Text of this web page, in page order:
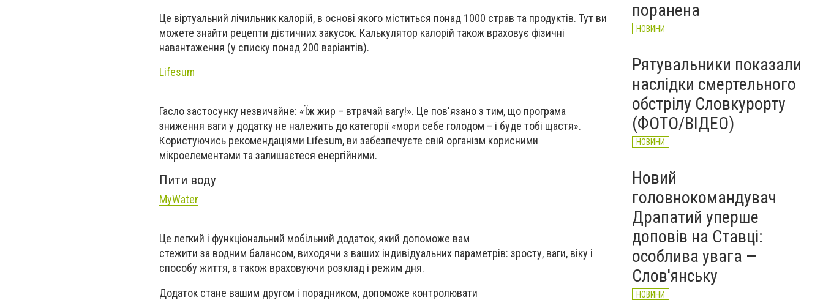
Це віртуальний лічильник калорій, в основі якого міститься понад 1000 страв та продуктів. Тут ви
можете знайти рецепти дієтичних закусок. Калькулятор калорій також враховує фізичні
навантаження (у списку понад 200 варіантів).
Lifesum
Гасло застосунку незвичайне: «Їж жир – втрачай вагу!». Це пов'язано з тим, що програма
зниження ваги у додатку не належить до категорії «мори себе голодом – і буде тобі щастя».
Користуючись рекомендаціями Lifesum, ви забезпечуєте свій організм корисними
мікроелементами та залишаєтеся енергійними.
Пити воду
MyWater
Це легкий і функціональний мобільний додаток, який допоможе вам
стежити за водним балансом, виходячи з ваших індивідуальних параметрів: зросту, ваги, віку і
способу життя, а також враховуючи розклад і режим дня.
Додаток стане вашим другом і порадником, допоможе контролювати
поранена
НОВИНИ
Рятувальники показали
наслідки смертельного
обстрілу Словкурорту
(ФОТО/ВІДЕО)
НОВИНИ
Новий
головнокомандувач
Драпатий уперше
доповів на Ставці:
особлива увага —
Слов'янську
НОВИНИ